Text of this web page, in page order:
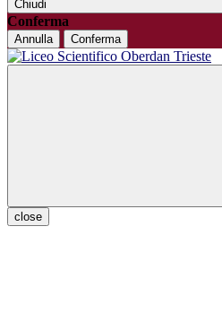
Chiudi
Conferma
Annulla Conferma
close